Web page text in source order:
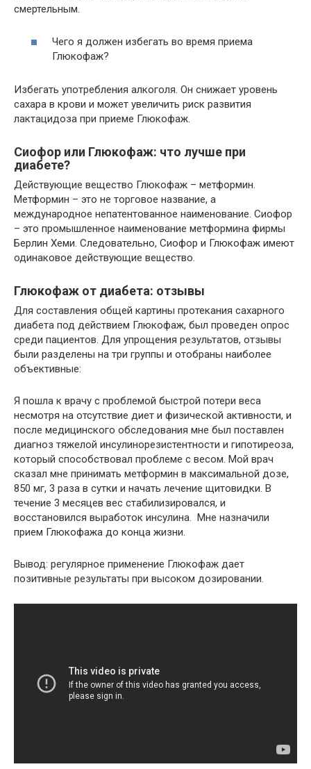
смертельным.
Чего я должен избегать во время приема
Глюкофаж?
Избегать употребления алкоголя. Он снижает уровень
сахара в крови и может увеличить риск развития
лактацидоза при приеме Глюкофаж.
Сиофор или Глюкофаж: что лучше при
диабете?
Действующие вещество Глюкофаж – метформин.
Метформин – это не торговое название, а
международное непатентованное наименование. Сиофор
– это промышленное наименование метформина фирмы
Берлин Хеми. Следовательно, Сиофор и Глюкофаж имеют
одинаковое действующие вещество.
Глюкофаж от диабета: отзывы
Для составления общей картины протекания сахарного
диабета под действием Глюкофаж, был проведен опрос
среди пациентов. Для упрощения результатов, отзывы
были разделены на три группы и отобраны наиболее
объективные:
Я пошла к врачу с проблемой быстрой потери веса
несмотря на отсутствие диет и физической активности, и
после медицинского обследования мне был поставлен
диагноз тяжелой инсулинорезистентности и гипотиреоза,
который способствовал проблеме с весом. Мой врач
сказал мне принимать метформин в максимальной дозе,
850 мг, 3 раза в сутки и начать лечение щитовидки. В
течение 3 месяцев вес стабилизировался, и
восстановился выработок инсулина. Мне назначили
прием Глюкофажа до конца жизни.
Вывод: регулярное применение Глюкофаж дает
позитивные результаты при высоком дозировании.